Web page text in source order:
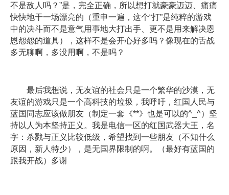
不是敌人吗？”是，完全正确，所以想打就豪豪迈迈、痛痛
快快地干一场漂亮的（重申一遍，这个“打”是纯粹的游戏
中的决斗而不是意气用事地大打出手、更不是用来解决恩
恩怨怨的道具），这样不是会开心好多吗？像现在的舌战
多无聊啊，多没用啊，不是吗？
最后我想说，无友谊的社会只是一个繁华的沙漠，无
友谊的游戏只是一个高科技的垃圾，我呼吁，红国人民与
蓝国同志应该做朋友（制定一套《**》也是可以的^_^）坚
持以人为本坚持正义。我是电信一区的红国武器大王，名
字：杀戮与正义比较低级，希望找到一些朋友（不知什么
原因，新人特少），是无国界限制的啊。（最好有蓝国的
跟我开战）多谢